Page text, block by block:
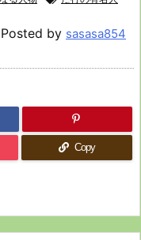
Posted by sasasa854
Copy